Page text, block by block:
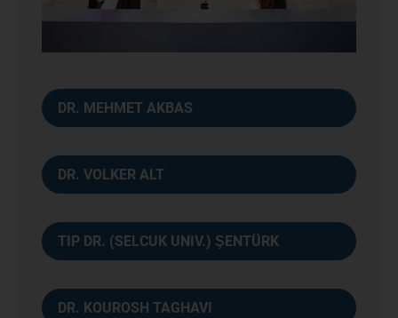
DR. MEHMET AKBAS
DR. VOLKER ALT
TIP DR. (SELCUK UNIV.) ŞENTÜRK
DR. KOUROSH TAGHAVI